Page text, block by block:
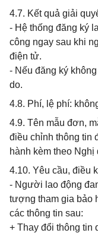
4.7. Kết quả giải
- Hệ thống đăng ký
công ngay sau khi
điện tử.
- Nếu đăng ký
do.
4.8. Phí, lệ phí:
4.9. Tên mẫu đơn,
điều chỉnh thông tin
hành kèm theo Nghị
4.10. Yêu cầu, điều
- Người lao động
tượng tham gia bảo
các thông tin sau:
+ Thay đổi thông tin